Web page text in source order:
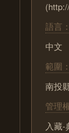
語言：
中文
範圍：
南投
管理
入藏-